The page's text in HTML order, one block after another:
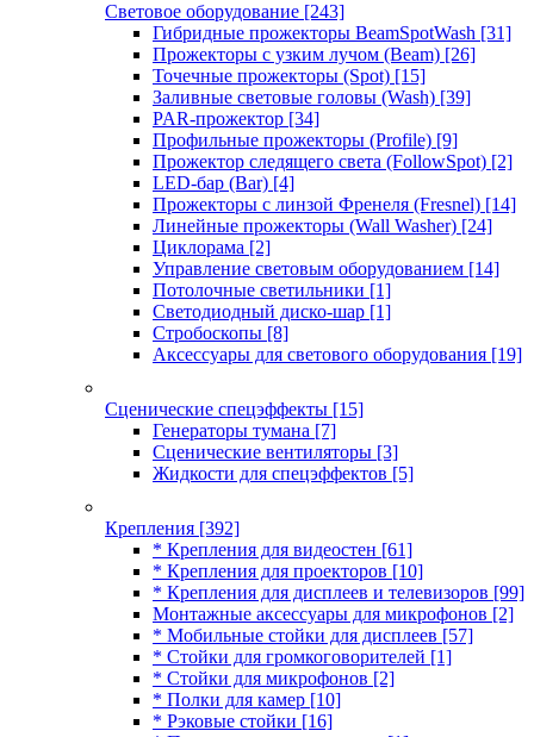
Световое оборудование [243]
Гибридные прожекторы BeamSpotWash [31]
Прожекторы с узким лучом (Beam) [26]
Точечные прожекторы (Spot) [15]
Заливные световые головы (Wash) [39]
PAR-прожектор [34]
Профильные прожекторы (Profile) [9]
Прожектор следящего света (FollowSpot) [2]
LED-бар (Bar) [4]
Прожекторы с линзой Френеля (Fresnel) [14]
Линейные прожекторы (Wall Washer) [24]
Циклорама [2]
Управление световым оборудованием [14]
Потолочные светильники [1]
Светодиодный диско-шар [1]
Стробоскопы [8]
Аксессуары для светового оборудования [19]
Сценические спецэффекты [15]
Генераторы тумана [7]
Сценические вентиляторы [3]
Жидкости для спецэффектов [5]
Крепления [392]
* Крепления для видеостен [61]
* Крепления для проекторов [10]
* Крепления для дисплеев и телевизоров [99]
Монтажные аксессуары для микрофонов [2]
* Мобильные стойки для дисплеев [57]
* Стойки для громкоговорителей [1]
* Стойки для микрофонов [2]
* Полки для камер [10]
* Рэковые стойки [16]